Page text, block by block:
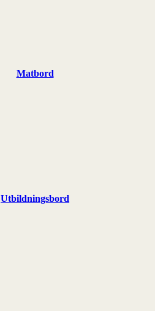
Matbord
Utbildningsbord